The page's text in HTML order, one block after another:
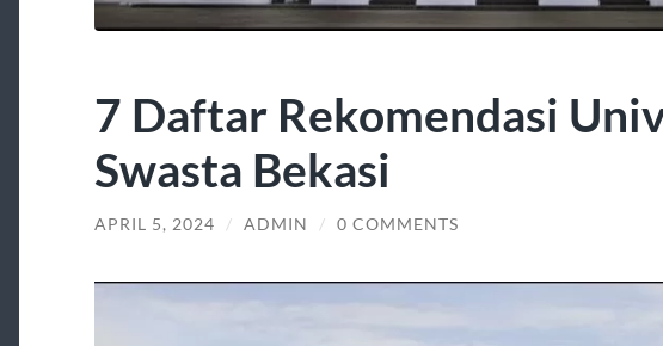
7 Daftar Rekomendasi
Swasta Bekasi
APRIL 5, 2024 / ADMIN / 0 COMMENTS